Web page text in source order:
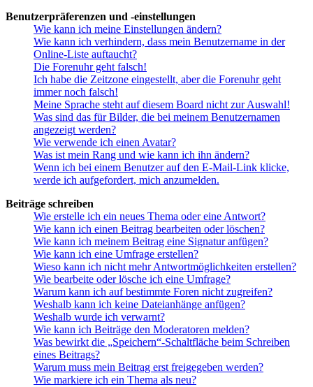
Benutzerpräferenzen und -einstellungen
Wie kann ich meine Einstellungen ändern?
Wie kann ich verhindern, dass mein Benutzername in der
Online-Liste auftaucht?
Die Forenuhr geht falsch!
Ich habe die Zeitzone eingestellt, aber die Forenuhr geht
immer noch falsch!
Meine Sprache steht auf diesem Board nicht zur Auswahl!
Was sind das für Bilder, die bei meinem Benutzernamen
angezeigt werden?
Wie verwende ich einen Avatar?
Was ist mein Rang und wie kann ich ihn ändern?
Wenn ich bei einem Benutzer auf den E-Mail-Link klicke,
werde ich aufgefordert, mich anzumelden.
Beiträge schreiben
Wie erstelle ich ein neues Thema oder eine Antwort?
Wie kann ich einen Beitrag bearbeiten oder löschen?
Wie kann ich meinem Beitrag eine Signatur anfügen?
Wie kann ich eine Umfrage erstellen?
Wieso kann ich nicht mehr Antwortmöglichkeiten erstellen?
Wie bearbeite oder lösche ich eine Umfrage?
Warum kann ich auf bestimmte Foren nicht zugreifen?
Weshalb kann ich keine Dateianhänge anfügen?
Weshalb wurde ich verwarnt?
Wie kann ich Beiträge den Moderatoren melden?
Was bewirkt die „Speichern“-Schaltfläche beim Schreiben
eines Beitrags?
Warum muss mein Beitrag erst freigegeben werden?
Wie markiere ich ein Thema als neu?